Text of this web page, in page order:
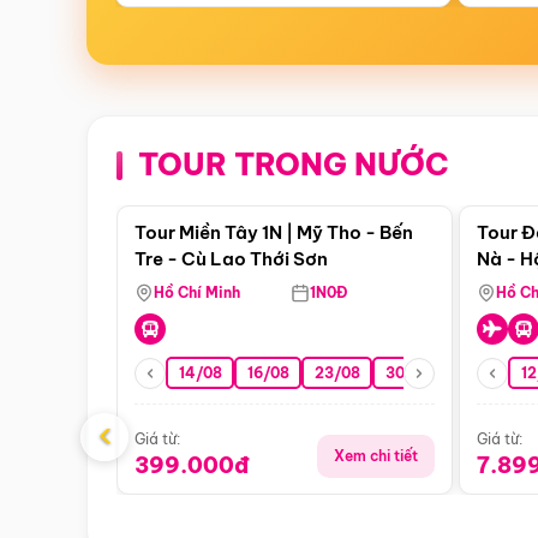
TOUR TRONG NƯỚC
Điểm nổi bật
Tour Miền Tây 1N | Mỹ Tho - Bến
Tre - Cù Lao Thới Sơn
Hồ Chí Minh 1N0Đ
14/08 16/08 23/08 30/08 06/09
Giá từ:
399.000đ Xem chi tiết
Tour
Nà -
Nha
Hồ
Giá từ:
‹